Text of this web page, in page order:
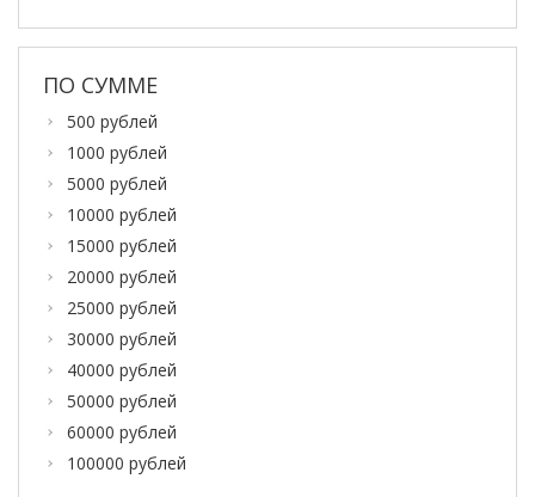
ПО СУММЕ
500 рублей
1000 рублей
5000 рублей
10000 рублей
15000 рублей
20000 рублей
25000 рублей
30000 рублей
40000 рублей
50000 рублей
60000 рублей
100000 рублей